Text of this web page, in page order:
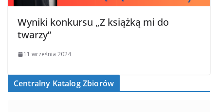
Wyniki konkursu „Z książką mi do
twarzy”
11 września 2024
Centralny Katalog Zbiorów